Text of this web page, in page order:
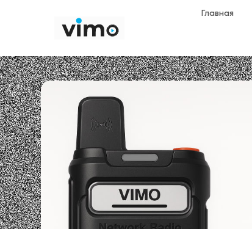
Главная